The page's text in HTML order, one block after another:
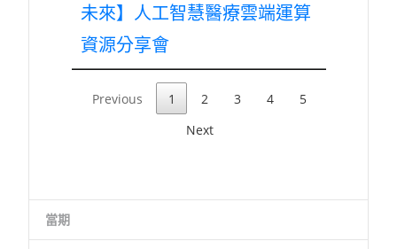
未來】人工智慧醫療雲端運算
資源分享會
Previous 1 2 3 4
5
Next
當期